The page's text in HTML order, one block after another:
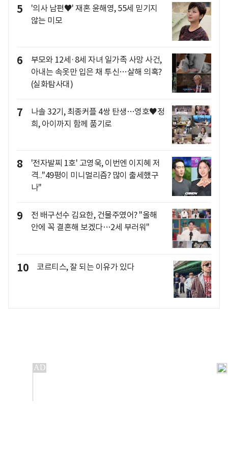
5
'의사 남편♥' 재혼 윤해영, 55세 믿기지
않는 미모
6
부모와 12세·8세 자녀 일가족 사망 사건,
아내는 속옷만 입은 채 투신…살해 의혹?
(실화탐사대)
7
나솔 32기, 최종커플 4쌍 탄생…영호♥정
희, 아이까지 함께 품기로
8
'전자발찌 1호' 고영욱, 이번엔 이지혜 저
격.."49평이 미니멀리즘? 많이 출세했구
나"
9
전 배구선수 김요한, 건물주였어? "올해
안에 꼭 결혼해 보겠다…2세 부러워"
10 코르티스, 잘 되는 이유가 있다